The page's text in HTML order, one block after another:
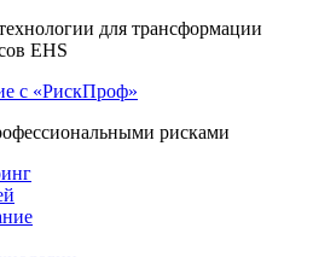
для трансформации
EHS
с «РискПроф»
рисками